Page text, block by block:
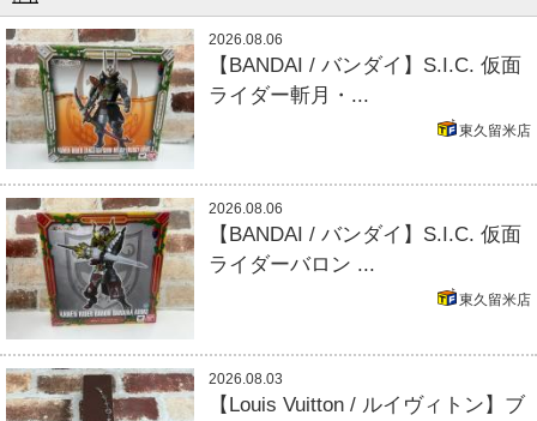
2026.08.06
【BANDAI / バンダイ】S.I.C. 仮面
ライダー斬月・...
東久留米店
2026.08.06
【BANDAI / バンダイ】S.I.C. 仮面
ライダーバロン ...
東久留米店
2026.08.03
【Louis Vuitton / ルイヴィトン】ブ